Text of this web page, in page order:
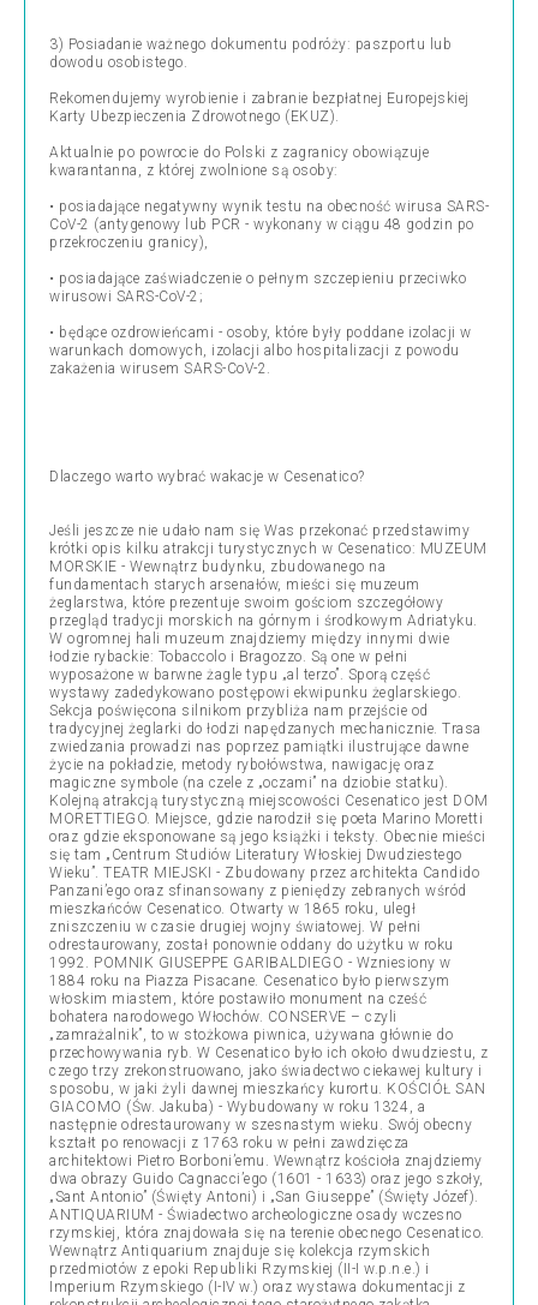
3) Posiadanie ważnego dokumentu podróży: paszportu lub
dowodu osobistego.
Rekomendujemy wyrobienie i zabranie bezpłatnej Europejskiej
Karty Ubezpieczenia Zdrowotnego (EKUZ).
Aktualnie po powrocie do Polski z zagranicy obowiązuje
kwarantanna, z której zwolnione są osoby:
• posiadające negatywny wynik testu na obecność wirusa SARS-
CoV-2 (antygenowy lub PCR - wykonany w ciągu 48 godzin po
przekroczeniu granicy),
• posiadające zaświadczenie o pełnym szczepieniu przeciwko
wirusowi SARS-CoV-2;
• będące ozdrowieńcami - osoby, które były poddane izolacji w
warunkach domowych, izolacji albo hospitalizacji z powodu
zakażenia wirusem SARS-CoV-2.
Dlaczego warto wybrać wakacje w Cesenatico?
Jeśli jeszcze nie udało nam się Was przekonać przedstawimy
krótki opis kilku atrakcji turystycznych w Cesenatico: MUZEUM
MORSKIE - Wewnątrz budynku, zbudowanego na
fundamentach starych arsenałów, mieści się muzeum
żeglarstwa, które prezentuje swoim gościom szczegółowy
przegląd tradycji morskich na górnym i środkowym Adriatyku.
W ogromnej hali muzeum znajdziemy między innymi dwie
łodzie rybackie: Tobaccolo i Bragozzo. Są one w pełni
wyposażone w barwne żagle typu „al terzo”. Sporą część
wystawy zadedykowano postępowi ekwipunku żeglarskiego.
Sekcja poświęcona silnikom przybliża nam przejście od
tradycyjnej żeglarki do łodzi napędzanych mechanicznie. Trasa
zwiedzania prowadzi nas poprzez pamiątki ilustrujące dawne
życie na pokładzie, metody rybołówstwa, nawigację oraz
magiczne symbole (na czele z „oczami” na dziobie statku).
Kolejną atrakcją turystyczną miejscowości Cesenatico jest DOM
MORETTIEGO. Miejsce, gdzie narodził się poeta Marino Moretti
oraz gdzie eksponowane są jego książki i teksty. Obecnie mieści
się tam „Centrum Studiów Literatury Włoskiej Dwudziestego
Wieku”. TEATR MIEJSKI - Zbudowany przez architekta Candido
Panzani’ego oraz sfinansowany z pieniędzy zebranych wśród
mieszkańców Cesenatico. Otwarty w 1865 roku, uległ
zniszczeniu w czasie drugiej wojny światowej. W pełni
odrestaurowany, został ponownie oddany do użytku w roku
1992. POMNIK GIUSEPPE GARIBALDIEGO - Wzniesiony w
1884 roku na Piazza Pisacane. Cesenatico było pierwszym
włoskim miastem, które postawiło monument na cześć
bohatera narodowego Włochów. CONSERVE – czyli
„zamrażalnik”, to w stożkowa piwnica, używana głównie do
przechowywania ryb. W Cesenatico było ich około dwudziestu, z
czego trzy zrekonstruowano, jako świadectwo ciekawej kultury i
sposobu, w jaki żyli dawnej mieszkańcy kurortu. KOŚCIÓŁ SAN
GIACOMO (Św. Jakuba) - Wybudowany w roku 1324, a
następnie odrestaurowany w szesnastym wieku. Swój obecny
kształt po renowacji z 1763 roku w pełni zawdzięcza
architektowi Pietro Borboni’emu. Wewnątrz kościoła znajdziemy
dwa obrazy Guido Cagnacci’ego (1601 - 1633) oraz jego szkoły,
„Sant Antonio” (Święty Antoni) i „San Giuseppe” (Święty Józef).
ANTIQUARIUM - Świadectwo archeologiczne osady wczesno
rzymskiej, która znajdowała się na terenie obecnego Cesenatico.
Wewnątrz Antiquarium znajduje się kolekcja rzymskich
przedmiotów z epoki Republiki Rzymskiej (II-I w.p.n.e.) i
Imperium Rzymskiego (I-IV w.) oraz wystawa dokumentacji z